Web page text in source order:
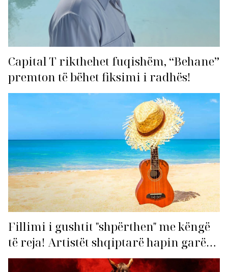
Capital T rikthehet fuqishëm, “Behane”
premton të bëhet fiksimi i radhës!
Fillimi i gushtit "shpërthen" me këngë
të reja! Artistët shqiptarë hapin garën
për hitin e verës!